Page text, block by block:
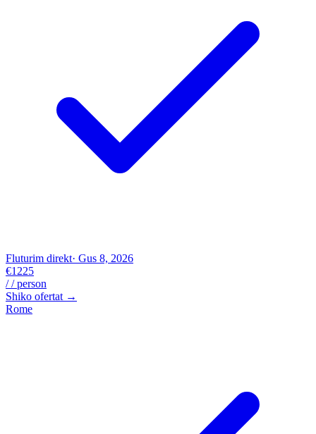
Fluturim direkt· Gus 8, 2026
€1225
/ / person
Shiko ofertat →
Rome